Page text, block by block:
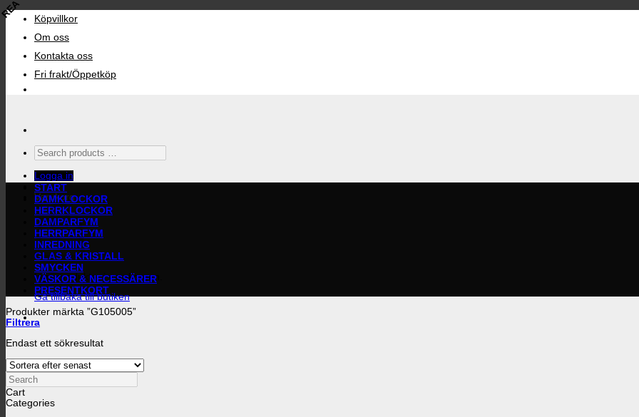
Skip
content
Köpvillkor
Om oss
Kontakta oss
Fri frakt/Öppetköp
Search
products
…Logga in
Varukorg
Inga produkter i varukorgen.
Gå tillbaka till butiken
START
DAMKLOCKOR
HERRKLOCKOR
DAMPARFYM
HERRPARFYM
INREDNING
GLAS & KRISTALL
SMYCKEN
VÄSKOR & NECESSÄRER
PRESENTKORT
Produkter märkta ”G105005”
Filtrera
Endast ett sökresultat
Search
Cart
Categories
REA